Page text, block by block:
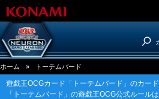
ホーム » トーテムバード
遊戯王OCGカード「トーテムバード」のカード
「トーテムバード」の遊戯王OCG公式ルール